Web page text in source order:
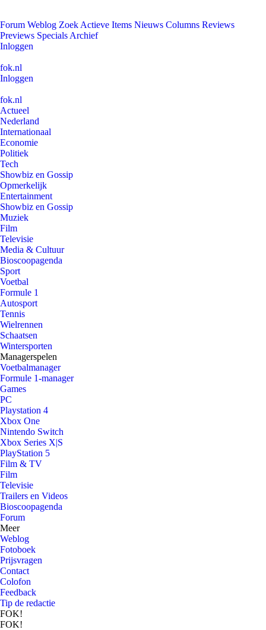
Forum Weblog Zoek Actieve Items Nieuws Columns Reviews
Previews Specials Archief
Inloggen
fok.nl
Inloggen
fok.nl
Actueel
Nederland
Internationaal
Economie
Politiek
Tech
Showbiz en Gossip
Opmerkelijk
Entertainment
Showbiz en Gossip
Muziek
Film
Televisie
Media & Cultuur
Bioscoopagenda
Sport
Voetbal
Formule 1
Autosport
Tennis
Wielrennen
Schaatsen
Wintersporten
Managerspelen
Voetbalmanager
Formule 1-manager
Games
PC
Playstation 4
Xbox One
Nintendo Switch
Xbox Series X|S
PlayStation 5
Film & TV
Film
Televisie
Trailers en Videos
Bioscoopagenda
Forum
Meer
Weblog
Fotoboek
Prijsvragen
Contact
Colofon
Feedback
Tip de redactie
FOK!
FOK!